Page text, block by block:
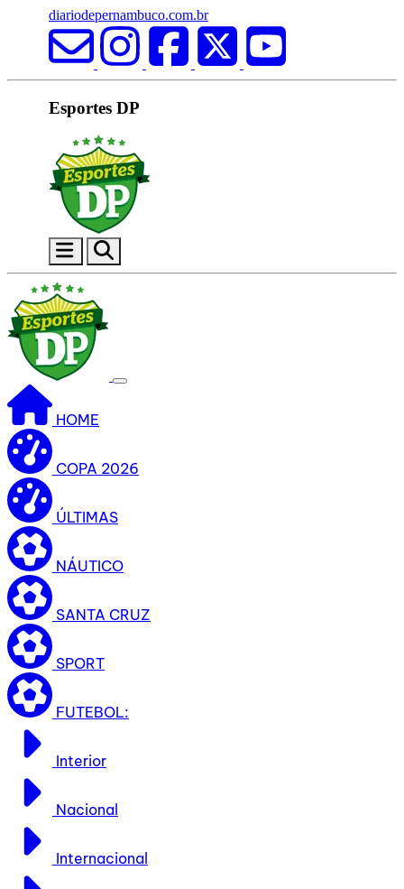
diariodepernambuco.com.br
Esportes DP
HOME
COPA 2026
ÚLTIMAS
NÁUTICO
SANTA CRUZ
SPORT
FUTEBOL:
Interior
Nacional
Internacional